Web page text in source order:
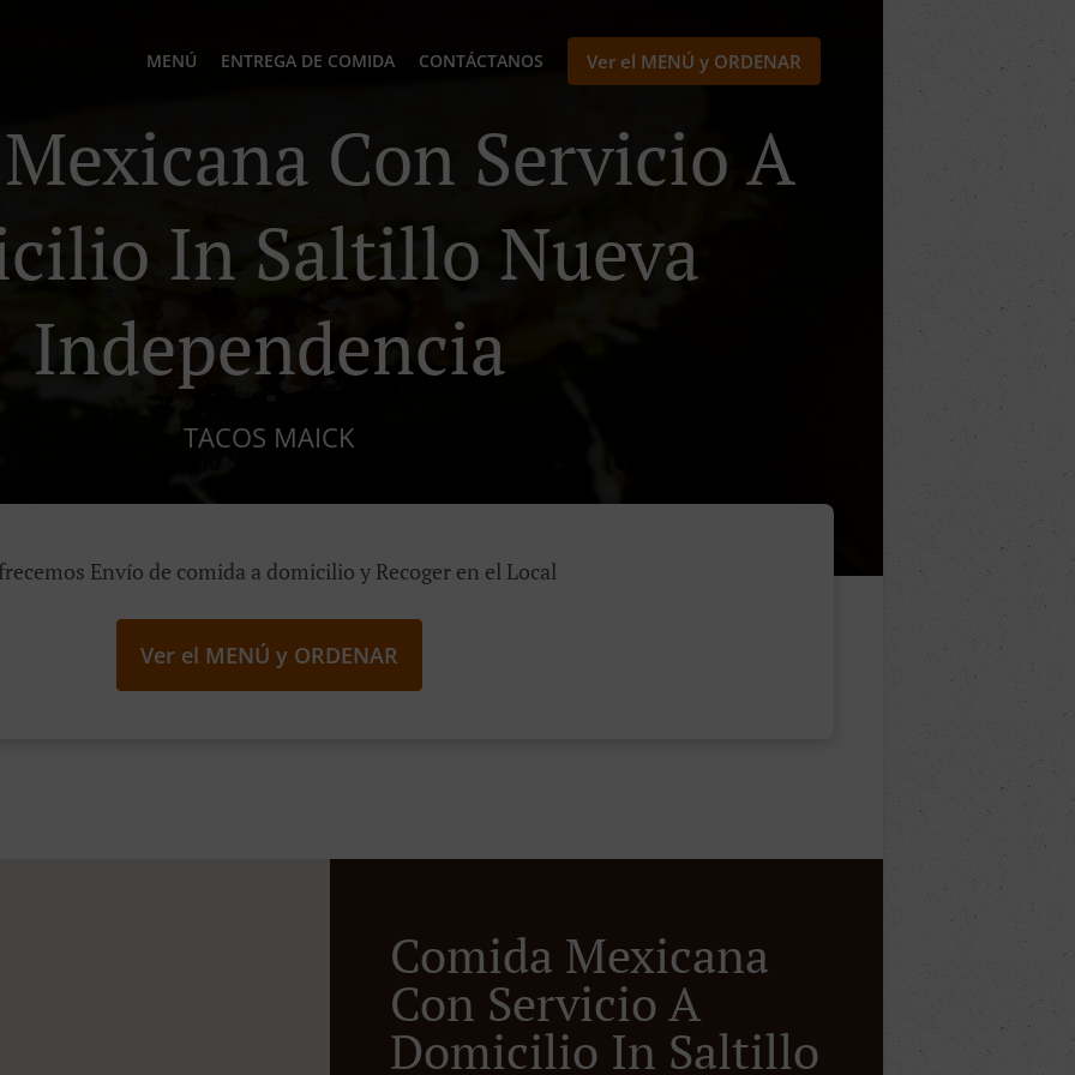
MENÚ ENTREGA DE COMIDA CONTÁCTANOS Ver el MENÚ y ORDENAR
Con Servicio A
In Saltillo Nueva
Independencia
TACOS MAICK
Envío de comida a domicilio y Recoger en el Local
Ver el MENÚ y ORDENAR
Comida Mexicana
Con Servicio A
Domicilio In Saltillo